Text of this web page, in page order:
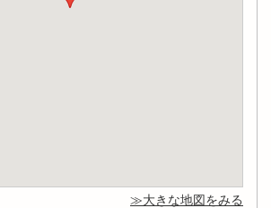
大きな地図をみる